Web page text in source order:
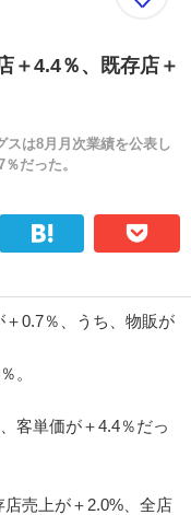
＋4.4％、既存店＋
スは8月月次業績を公表し
だった。
0.7％、うち、物販が
。
客単価が＋4.4％だっ
売上が＋2.0%、全店